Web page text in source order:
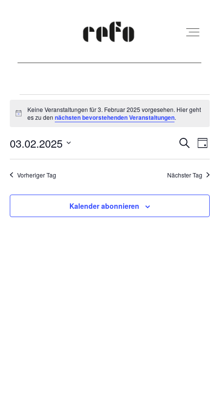
REFO Moabit
Terminkalender
Kita
Vermietung
Veranstaltungen
3.
Februar
2025
Hinweis
Keine Veranstaltungen für 3. Februar 2025 vorgesehen. Hier geht
es zu den nächsten bevorstehenden Veranstaltungen.
Suche
und
SucheTag
03.02.2025
Datum
wählen.
Vorheriger Tag Nächster Tag
Kalender abonnieren